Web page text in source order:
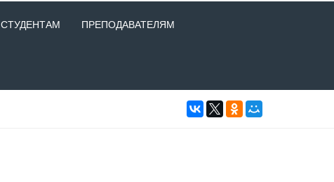
СТУДЕНТАМ ПРЕПОДАВАТЕЛЯМ